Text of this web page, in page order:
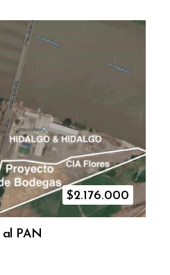
$2.176.000
PAN